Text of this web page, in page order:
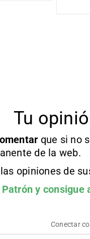
Tu
que si no
de la web.
opiniones de
y consigue
Conectar